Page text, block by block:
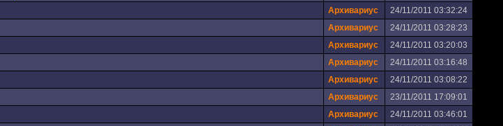
Архивариус
24/11/2011 03:32:24
Архивариус
24/11/2011 03:28:23
Архивариус
24/11/2011 03:20:03
Архивариус
24/11/2011 03:16:48
Архивариус
24/11/2011 03:08:22
Архивариус
23/11/2011 17:09:01
Архивариус
24/11/2011 03:46:01